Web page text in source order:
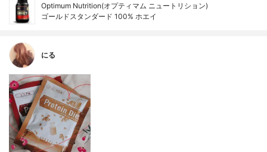
Optimum Nutrition(オプティマム ニュートリション)
ゴールドスタンダード 100% ホエイ
にる